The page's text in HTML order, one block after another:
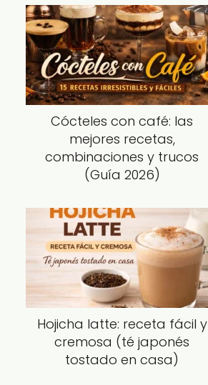
Cócteles con café: las
mejores recetas,
combinaciones y trucos
(Guía 2026)
Hojicha latte: receta fácil y
cremosa (té japonés
tostado en casa)